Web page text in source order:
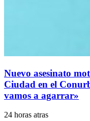
Nuevo asesinato
Ciudad en el
vamos a agarrar»
24 horas atras